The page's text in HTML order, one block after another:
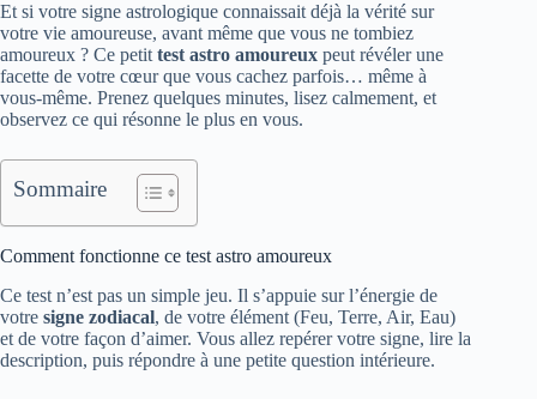
Et si votre signe astrologique connaissait déjà la vérité sur
votre vie amoureuse, avant même que vous ne tombiez
amoureux ? Ce petit test astro amoureux peut révéler une
facette de votre cœur que vous cachez parfois… même à
vous-même. Prenez quelques minutes, lisez calmement, et
observez ce qui résonne le plus en vous.
Sommaire
Comment fonctionne ce test astro amoureux
Ce test n’est pas un simple jeu. Il s’appuie sur l’énergie de
votre signe zodiacal, de votre élément (Feu, Terre, Air, Eau)
et de votre façon d’aimer. Vous allez repérer votre signe, lire la
description, puis répondre à une petite question intérieure.